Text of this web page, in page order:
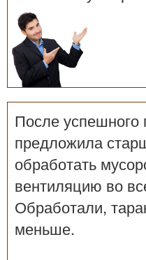
После успешного
предложила
обработать
вентиляцию во
Обработали,
меньше.